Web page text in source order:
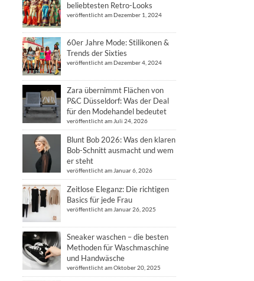
beliebtesten Retro-Looks
veröffentlicht am Dezember 1, 2024
60er Jahre Mode: Stilikonen &
Trends der Sixties
veröffentlicht am Dezember 4, 2024
Zara übernimmt Flächen von
P&C Düsseldorf: Was der Deal
für den Modehandel bedeutet
veröffentlicht am Juli 24, 2026
Blunt Bob 2026: Was den klaren
Bob-Schnitt ausmacht und wem
er steht
veröffentlicht am Januar 6, 2026
Zeitlose Eleganz: Die richtigen
Basics für jede Frau
veröffentlicht am Januar 26, 2025
Sneaker waschen – die besten
Methoden für Waschmaschine
und Handwäsche
veröffentlicht am Oktober 20, 2025